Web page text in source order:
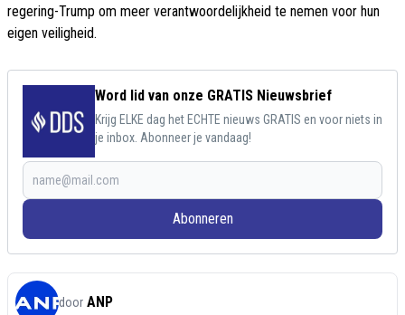
regering-Trump om meer verantwoordelijkheid te nemen voor hun
eigen veiligheid.
Word lid van onze GRATIS Nieuwsbrief
Krijg ELKE dag het ECHTE nieuws GRATIS en voor niets in
je inbox. Abonneer je vandaag!
Abonneren
door ANP